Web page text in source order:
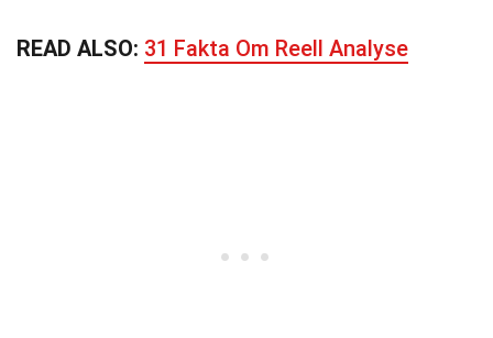
READ ALSO: 31 Fakta Om Reell Analyse